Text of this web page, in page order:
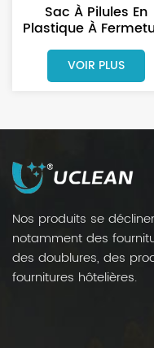
Sac À Pilules En
Plastique À
Zip Pour Hôpital,
Réutilisable.
VOIR PLUS
Nos produits se
notamment des
des doublures, des
fournitures hôtelières.